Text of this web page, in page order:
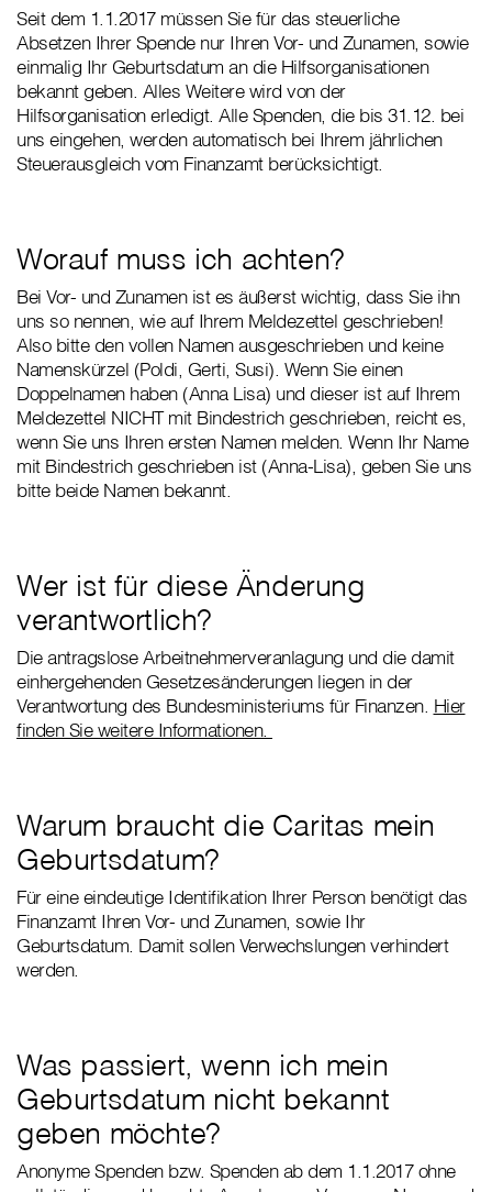
Seit dem 1.1.2017 müssen Sie für das steuerliche
Absetzen Ihrer Spende nur Ihren Vor- und Zunamen, sowie
einmalig Ihr Geburtsdatum an die Hilfsorganisationen
bekannt geben. Alles Weitere wird von der
Hilfsorganisation erledigt. Alle Spenden, die bis 31.12. bei
uns eingehen, werden automatisch bei Ihrem jährlichen
Steuerausgleich vom Finanzamt berücksichtigt.
Worauf muss ich achten?
Bei Vor- und Zunamen ist es äußerst wichtig, dass Sie ihn
uns so nennen, wie auf Ihrem Meldezettel geschrieben!
Also bitte den vollen Namen ausgeschrieben und keine
Namenskürzel (Poldi, Gerti, Susi). Wenn Sie einen
Doppelnamen haben (Anna Lisa) und dieser ist auf Ihrem
Meldezettel NICHT mit Bindestrich geschrieben, reicht es,
wenn Sie uns Ihren ersten Namen melden. Wenn Ihr Name
mit Bindestrich geschrieben ist (Anna-Lisa), geben Sie uns
bitte beide Namen bekannt.
Wer ist für diese Änderung
verantwortlich?
Die antragslose Arbeitnehmerveranlagung und die damit
einhergehenden Gesetzesänderungen liegen in der
Verantwortung des Bundesministeriums für Finanzen. Hier
finden Sie weitere Informationen.
Warum braucht die Caritas mein
Geburtsdatum?
Für eine eindeutige Identifikation Ihrer Person benötigt das
Finanzamt Ihren Vor- und Zunamen, sowie Ihr
Geburtsdatum. Damit sollen Verwechslungen verhindert
werden.
Was passiert, wenn ich mein
Geburtsdatum nicht bekannt
geben möchte?
Anonyme Spenden bzw. Spenden ab dem 1.1.2017 ohne